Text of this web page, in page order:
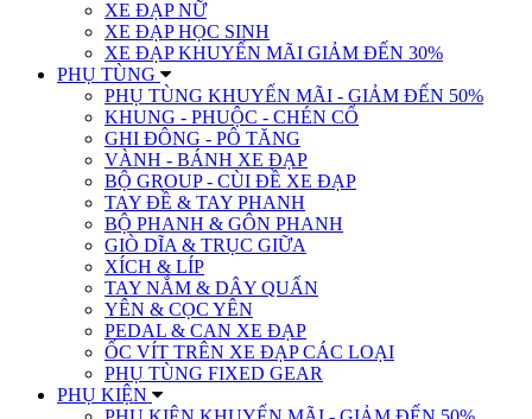
XE ĐẠP NỮ
XE ĐẠP HỌC SINH
XE ĐẠP KHUYẾN MÃI GIẢM ĐẾN 30%
PHỤ TÙNG
PHỤ TÙNG KHUYẾN MÃI - GIẢM ĐẾN 50%
KHUNG - PHUỘC - CHÉN CỔ
GHI ĐÔNG - PÔ TĂNG
VÀNH - BÁNH XE ĐẠP
BỘ GROUP - CÙI ĐỀ XE ĐẠP
TAY ĐỀ & TAY PHANH
BỘ PHANH & GÔN PHANH
GIÒ DĨA & TRỤC GIỮA
XÍCH & LÍP
TAY NẮM & DÂY QUẤN
YÊN & CỌC YÊN
PEDAL & CAN XE ĐẠP
ỐC VÍT TRÊN XE ĐẠP CÁC LOẠI
PHỤ TÙNG FIXED GEAR
PHỤ KIỆN